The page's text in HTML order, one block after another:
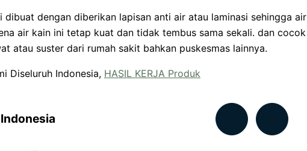
dibuat dengan diberikan lapisan anti air atau laminasi sehingga air
air kain ini tetap kuat dan tidak tembus sama sekali. dan cocok
atau suster dari rumah sakit bahkan puskesmas lainnya.
Diseluruh Indonesia, HASIL KERJA Produk